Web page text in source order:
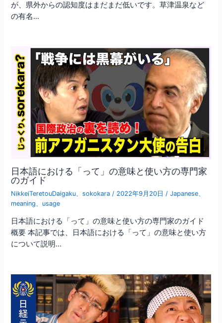
が、県外からの認知度はまだまだ低いです。草津温泉など
の有名…
日本語における「って」の意味と使い方の専門家
のガイド
NikkeiTeretouDaigaku 、sokokara / 2022年9月20日 /Japanese
meaning
usage
日本語における「って」の意味と使い方の専門家のガイド
概要 本記事では、日本語における「って」の意味と使い方
について説明…